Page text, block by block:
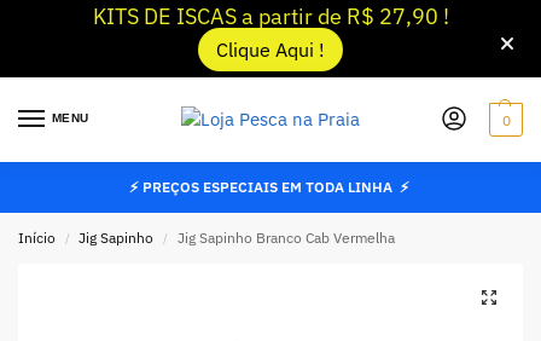
KITS DE ISCAS a partir de R$ 27,90 !
Clique Aqui !
MENU 0
⚡ PREÇOS ESPECIAIS EM TODA LINHA ⚡
Início / Jig Sapinho / Jig Sapinho Branco Cab Vermelha